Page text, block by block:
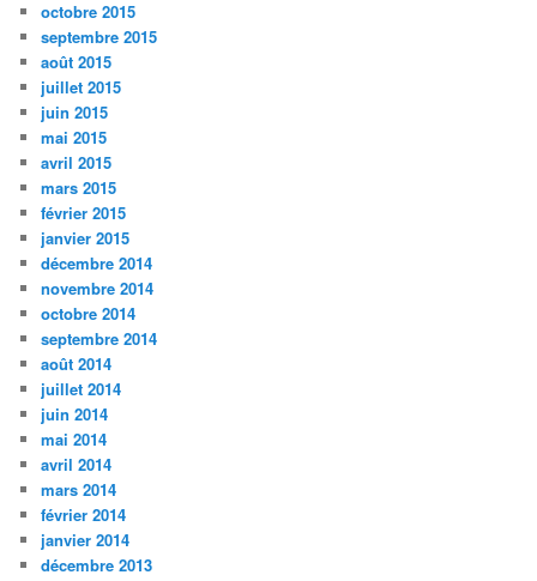
octobre 2015
septembre 2015
août 2015
juillet 2015
juin 2015
mai 2015
avril 2015
mars 2015
février 2015
janvier 2015
décembre 2014
novembre 2014
octobre 2014
septembre 2014
août 2014
juillet 2014
juin 2014
mai 2014
avril 2014
mars 2014
février 2014
janvier 2014
décembre 2013